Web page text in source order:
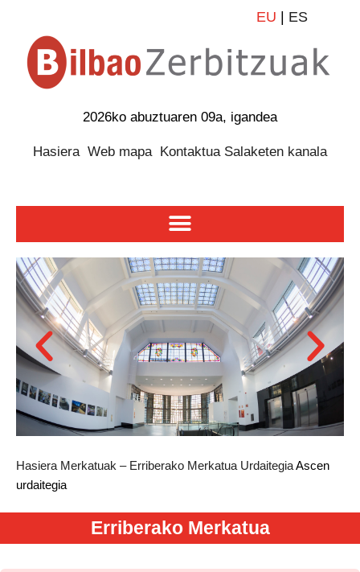
EU ES
2026ko abuztuaren 09a, igandea
Hasiera Web mapa Kontaktua Salaketen kanala
Hasiera Merkatuak – Erriberako Merkatua UrdaitegiaAscen
urdaitegia
Erriberako Merkatua